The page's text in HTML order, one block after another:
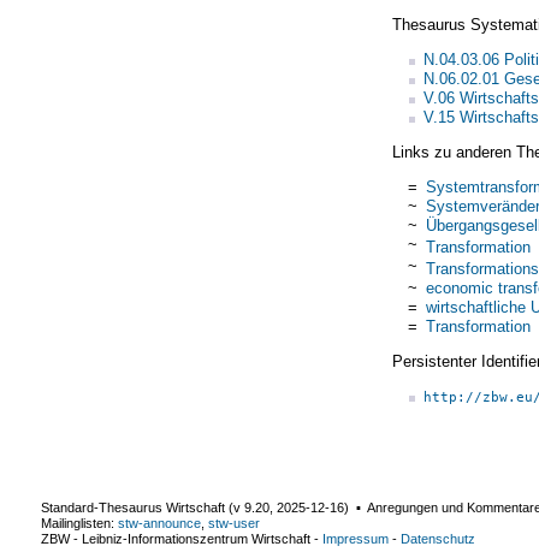
Thesaurus
N.04.03.06
N.06.02.01
V.06
V.15
Links zu anderen
=
~
~
~ Transformation
~
~ economic
= wirtschaftliche
= Transformation
Persistenter
http://
Standard-Thesaurus Wirtschaft (v 9.20 2025-12-16) ▪ Anregungen und
Mailinglisten: stw-announce stw-user
ZBW - Leibniz-Informationszentrum Wirtschaft - Impressum - Datenschutz